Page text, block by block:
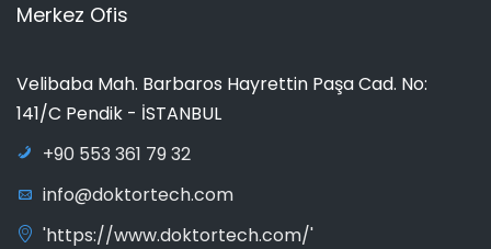
Merkez Ofis
Velibaba Mah. Barbaros Hayrettin Paşa Cad. No:
141/C Pendik - İSTANBUL
+90 553 361 79 32
info@doktortech.com
'https://www.doktortech.com/'